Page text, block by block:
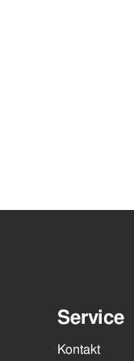
Service
Kontakt